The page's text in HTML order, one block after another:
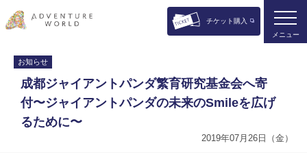
チケット購入
メニュー
お知らせ
成都ジャイアントパンダ繁育研究基金会へ寄
付〜ジャイアントパンダの未来のSmileを広げ
るために〜
2019年07月26日（金）